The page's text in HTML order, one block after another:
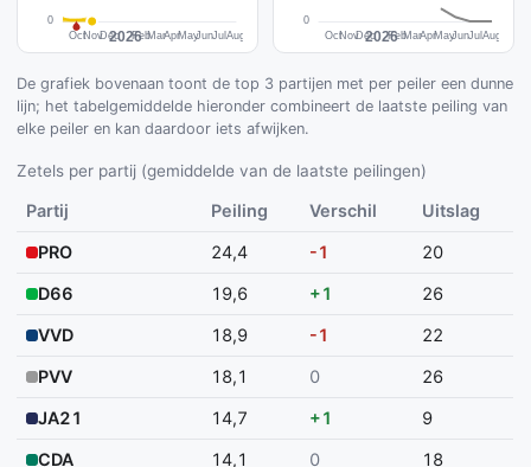
De grafiek bovenaan toont de top 3 partijen met per peiler een dunne
lijn; het tabelgemiddelde hieronder combineert de laatste peiling van
elke peiler en kan daardoor iets afwijken.
Zetels per partij (gemiddelde van de laatste peilingen)
Partij Peiling Verschil Uitslag
PRO 24,4 -1 20
D66 19,6 +1 26
VVD 18,9 -1 22
PVV 18,1 0 26
JA21 14,7 +1 9
CDA 14,1 0 18